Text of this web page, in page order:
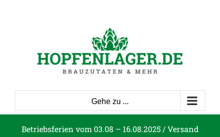
Gehe zu ...
Betriebsferien vom 03.08 – 16.08.2025 / Versand